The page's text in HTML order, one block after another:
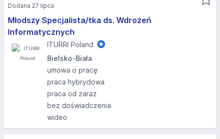
Młodszy Specjalista/tka ds. Wdrożeń
Informatycznych
ITURRI Poland
Bielsko-Biała
umowa o pracę
praca hybrydowa
praca od zaraz
bez doświadczenia
wideo
Dodana 27 lipca